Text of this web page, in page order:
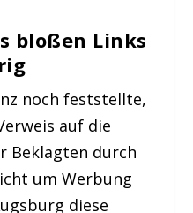
bloßen Links
noch feststellte,
auf die
Beklagten durch
um Werbung
diese